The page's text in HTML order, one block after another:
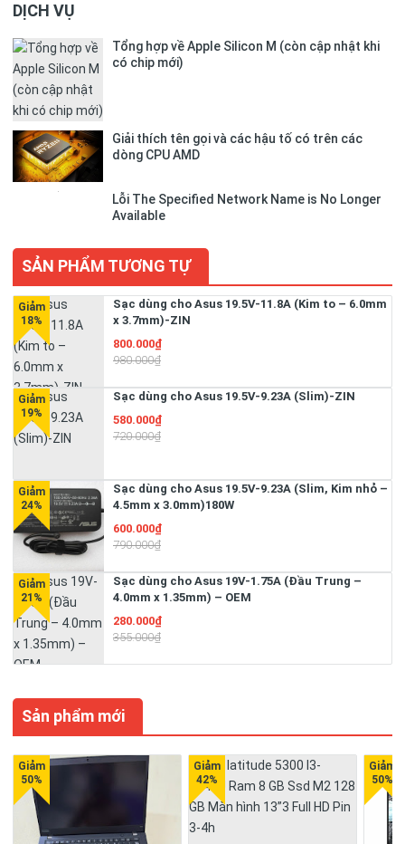
DỊCH VỤ
Tổng hợp về Apple Silicon M (còn cập nhật khi
có chip mới)
Giải thích tên gọi và các hậu tố có trên các
dòng CPU AMD
Lỗi The Specified Network Name is No Longer
Available
SẢN PHẨM TƯƠNG TỰ
Sạc dùng cho Asus 19.5V-11.8A (Kim to – 6.0mm
x 3.7mm)-ZIN
800.000₫
980.000₫
Sạc dùng cho Asus 19.5V-9.23A (Slim)-ZIN
580.000₫
720.000₫
Sạc dùng cho Asus 19.5V-9.23A (Slim, Kim nhỏ –
4.5mm x 3.0mm)180W
600.000₫
790.000₫
Sạc dùng cho Asus 19V-1.75A (Đầu Trung –
4.0mm x 1.35mm) – OEM
280.000₫
355.000₫
Sản phẩm mới